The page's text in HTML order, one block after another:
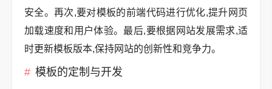
安全。再次,要对模板的前端代码进行优化,提升网页
加载速度和用户体验。最后,要根据网站发展需求,适
时更新模板版本,保持网站的创新性和竞争力。
模板的定制与开发